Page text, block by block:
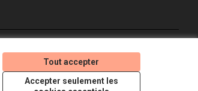
Tout accepter
Accepter seulement les
(Lien externe)
(Lien externe)
(Lien externe)